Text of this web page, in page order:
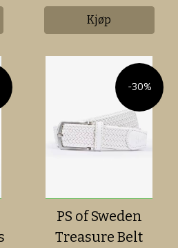
Kjøp
-30%
PS of Sweden
Treasure Belt